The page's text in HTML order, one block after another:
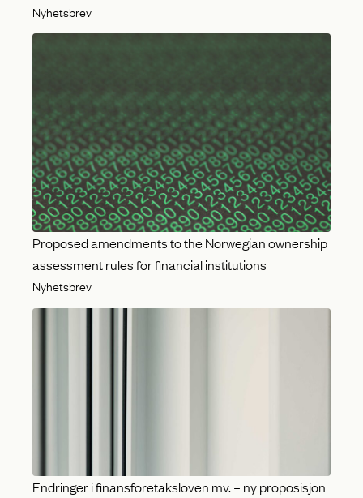
Nyhetsbrev
Proposed amendments to the Norwegian ownership
assessment rules for financial institutions
Nyhetsbrev
Endringer i finansforetaksloven mv. – ny proposisjon